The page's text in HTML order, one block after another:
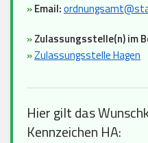
»Email:
»Zulassungsstelle(n) im
»Zulassungsstelle Hagen
Hier gilt das
Kennzeichen HA: